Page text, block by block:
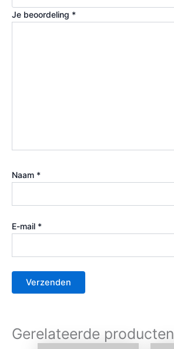
Je beoordeling *
Naam *
E-mail *
Gerelateerde producten